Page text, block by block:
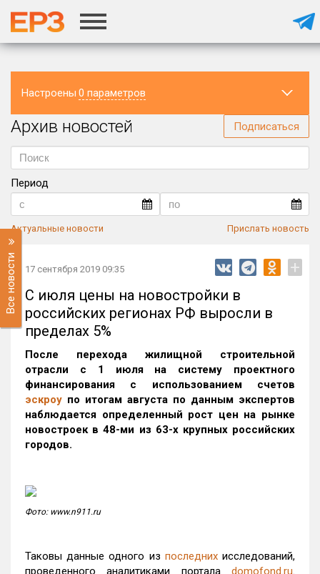
Настроены 0 параметров
Регион
Архив новостей Подписаться
Период
Актуальные новости Прислать новость
Все новости 17 сентября 2019 09:35 +
С июля цены на новостройки в
российских регионах РФ выросли в
пределах 5%
После перехода жилищной строительной
отрасли с 1 июля на систему проектного
финансирования с использованием счетов
эскроу по итогам августа по данным экспертов
наблюдается определенный рост цен на рынке
новостроек в 48-ми из 63-х крупных российских
городов.
Фото: www.n911.ru
Таковы данные одного из последнихисследований,
проведенного аналитиками портала domofond.ru.